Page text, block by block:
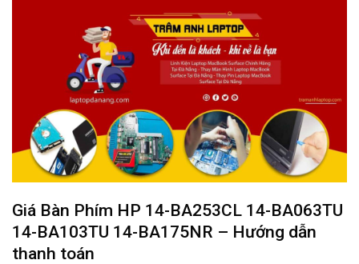
Giá Bàn Phím HP 14-BA253CL 14-BA063TU
14-BA103TU 14-BA175NR – Hướng dẫn
thanh toán